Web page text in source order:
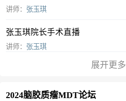
讲师： 张玉琪
张玉琪院长手术直播
讲师： 张玉琪
展开更多
2024脑胶质瘤MDT论坛